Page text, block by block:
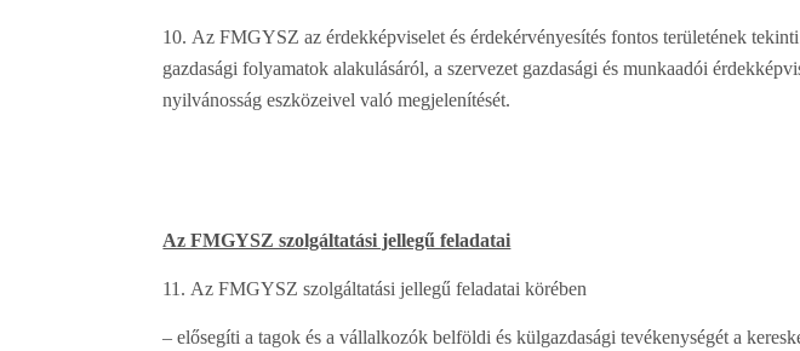
Az FMGYSZ az érdekképviselet és érdekérvényesítés fontos területének
gazdasági folyamatok alakulásáról, a szervezet gazdasági és munkaadói
nyilvánosság eszközeivel való megjelenítését.
Az FMGYSZ szolgáltatási jellegű feladatai
Az FMGYSZ szolgáltatási jellegű feladatai körében
– elősegíti a tagok és a vállalkozók belföldi és külgazdasági tevékenységét a